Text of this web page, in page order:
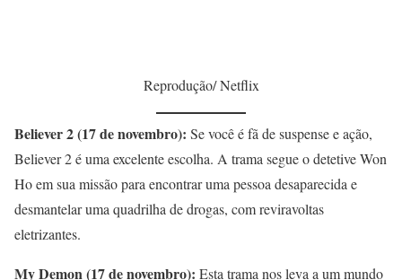
Reprodução/ Netflix
Believer 2 (17 de novembro): Se você é fã de suspense e ação,
Believer 2 é uma excelente escolha. A trama segue o detetive Won
Ho em sua missão para encontrar uma pessoa desaparecida e
desmantelar uma quadrilha de drogas, com reviravoltas
eletrizantes.
My Demon (17 de novembro): Esta trama nos leva a um mundo